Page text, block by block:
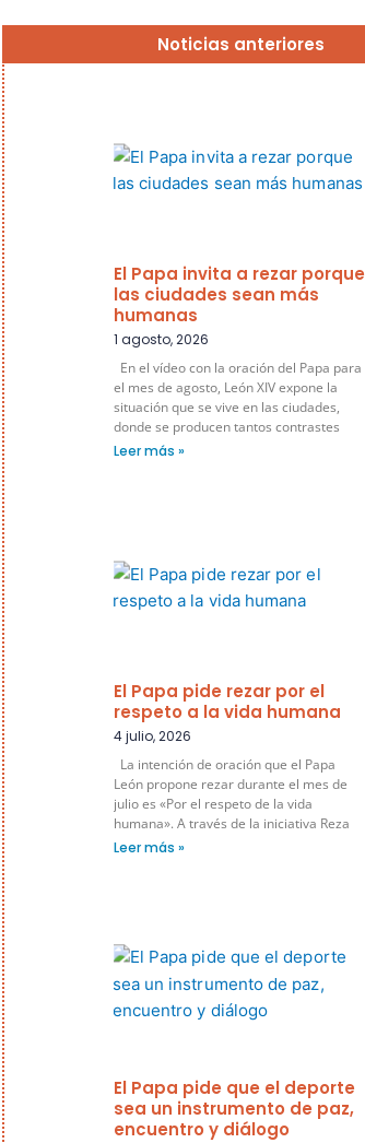
Noticias anteriores
El Papa invita a rezar porque
las ciudades sean más
humanas
1 agosto, 2026
En el vídeo con la oración del Papa para
el mes de agosto, León XIV expone la
situación que se vive en las ciudades,
donde se producen tantos contrastes
Leer más »
El Papa pide rezar por el
respeto a la vida humana
4 julio, 2026
La intención de oración que el Papa
León propone rezar durante el mes de
julio es «Por el respeto de la vida
humana». A través de la iniciativa Reza
Leer más »
El Papa pide que el deporte
sea un instrumento de paz,
encuentro y diálogo
Página
Página
Página
Página